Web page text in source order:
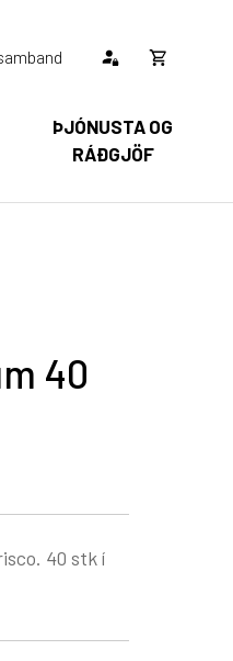
ÞJÓNUSTA OG
RÁÐGJÖF
Opna
körfu
40
40 stk í